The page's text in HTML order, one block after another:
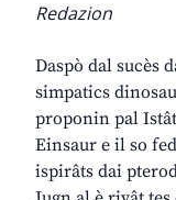
Redazion
Daspò dal sucès
simpatics
proponin pal
Einsaur e il so
ispirâts dai